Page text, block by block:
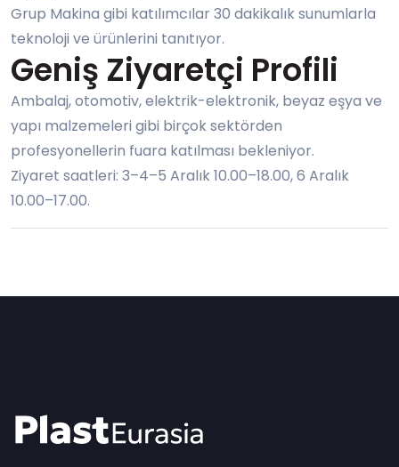
Grup Makina gibi katılımcılar 30 dakikalık sunumlarla
teknoloji ve ürünlerini tanıtıyor.
Geniş Ziyaretçi Profili
Ambalaj, otomotiv, elektrik-elektronik, beyaz eşya ve
yapı malzemeleri gibi birçok sektörden
profesyonellerin fuara katılması bekleniyor.
Ziyaret saatleri: 3–4–5 Aralık 10.00–18.00, 6 Aralık
10.00–17.00.